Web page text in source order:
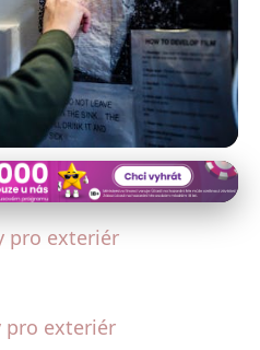
exteriéru pro
2023
Michaela Kratochvílová
pro exteriér
pro exteriér